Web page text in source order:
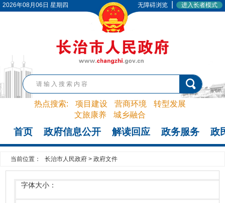
2026年08月06日 星期四 无障碍浏览 进入长者模式
热点搜索: 项目建设 营商环境
转型发展
文旅康养
城乡融合
首页 政府信息公开 解读回应 政务服务 政
当前位置： 长治市人民政府 > 政府文件
字体大小：